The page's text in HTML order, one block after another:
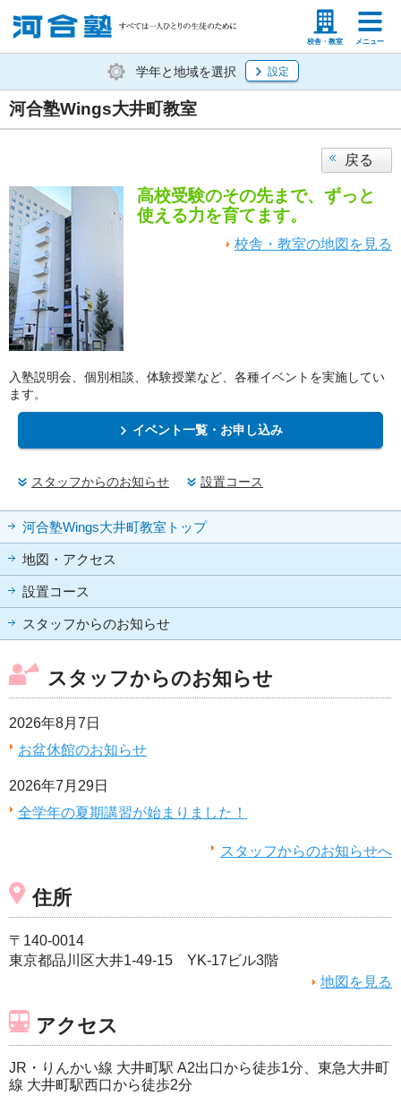
校舎・教室 メニュー
塾生の方 高等学校の先生
学年と地域を選択 設定
河合塾Wings大井町教室
戻る
高校受験のその先まで、ずっと
使える力を育てます。
校舎・教室の地図を見る
入塾説明会、個別相談、体験授業など、各種イベントを実施してい
ます。
イベント一覧・お申し込み
スタッフからのお知らせ 設置コース
河合塾Wings大井町教室トップ
地図・アクセス
設置コース
スタッフからのお知らせ
スタッフからのお知らせ
スタッフからのお知らせへ
2026年8月7日
お盆休館のお知らせ
2026年7月29日
全学年の夏期講習が始まりました！
住所
〒140-0014
東京都品川区大井1-49-15 YK-17ビル3階
地図を見る
アクセス
JR・りんかい線 大井町駅 A2出口から徒歩1分、東急大井町
線 大井町駅西口から徒歩2分